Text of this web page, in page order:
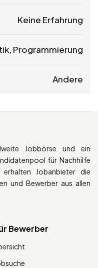
Keine Erfahrung
Programmierung
Andere
Jobbörse und ein
für Nachhilfe
Jobanbieter die
und Bewerber aus allen
Bewerber